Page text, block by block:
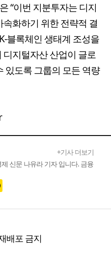
“이번 지분투자는 디지
화하기 위한 전략적 결
블록체인 생태계 조성을
지털자산 산업이 글로
있도록 그룹의 모든 역량
+기사 더보기
신문 나유라 기자 입니다. 금융
배포 금지